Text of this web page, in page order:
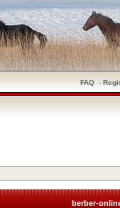
FAQ -
berber-